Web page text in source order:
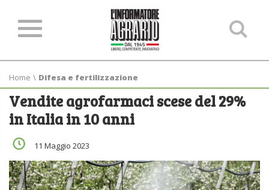
Home \ Difesa e fertilizzazione
Vendite agrofarmaci scese del 29%
in Italia in 10 anni
11 Maggio 2023